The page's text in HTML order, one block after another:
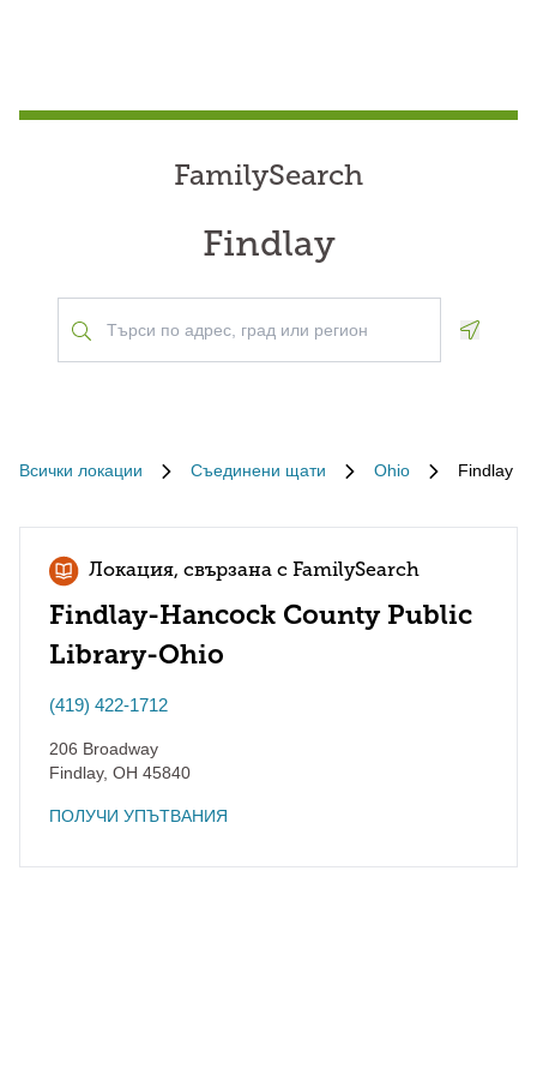
FamilySearch
Findlay
Всички локации Съединени щати Ohio Findlay
Локация, свързана с FamilySearch
Findlay-Hancock County Public
Library-Ohio
(419) 422-1712
206 Broadway
Findlay, OH 45840
ПОЛУЧИ УПЪТВАНИЯ